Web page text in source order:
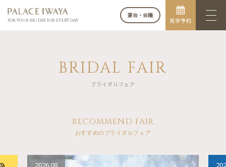
FOR YOUR BIG DAY. FOR EVERY DAY.
宴会・会議
見学予約
BRIDAL FAIR
ブライダルフェア
RECOMMEND FAIR
おすすめのブライダルフェア
2026.08